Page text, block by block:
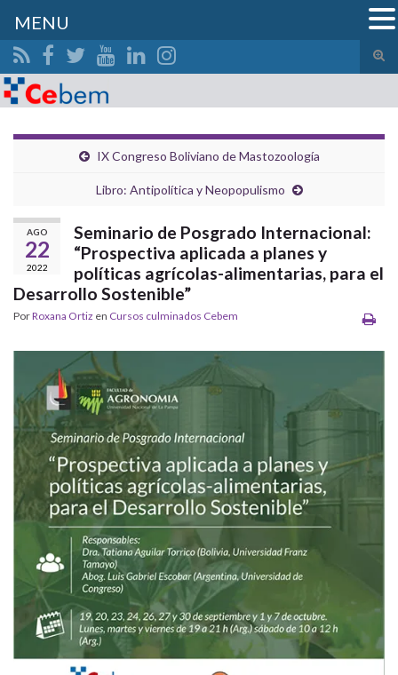
el
Search for:
IX Congreso Boliviano de Mastozoología
Libro: Antipolítica y Neopopulismo
AGO
22
2022
Seminario de Posgrado Internacional:
“Prospectiva aplicada a planes y
políticas agrícolas-alimentarias, para el
Desarrollo Sostenible”
PorRoxana Ortiz en Cursos culminados Cebem
MENU